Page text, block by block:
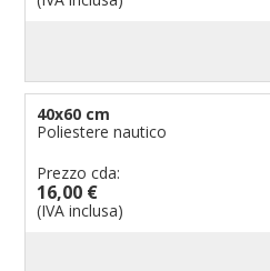
40x60 cm
Poliestere nautico
Prezzo cda:
16,00 €
(IVA inclusa)